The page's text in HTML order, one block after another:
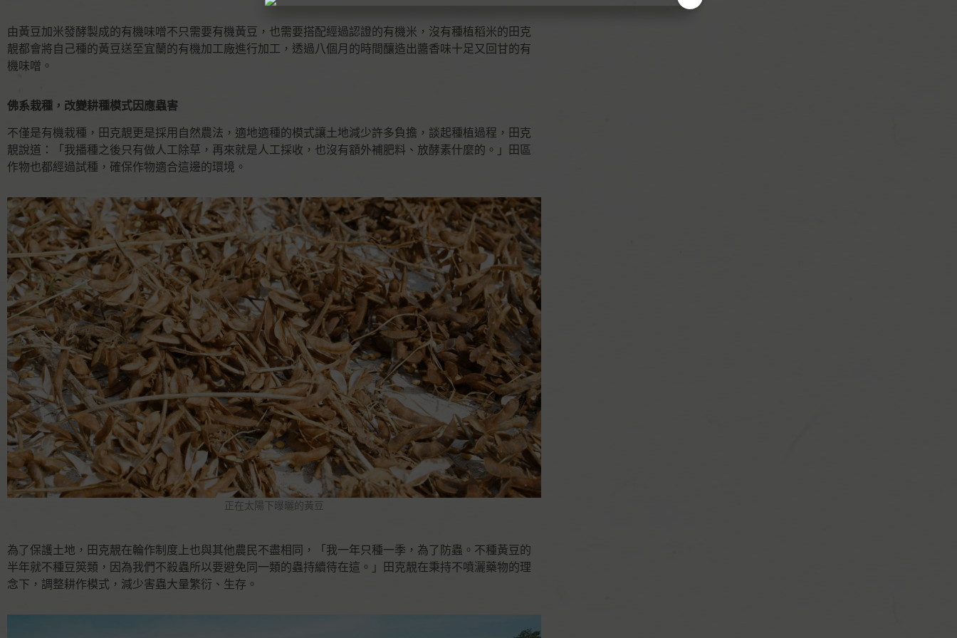
由黃豆加米發酵製成的有機味噌不只需要有機黃豆，也需要搭配經過認證的有機米，沒有種植稻米的田克
靚都會將自己種的黃豆送至宜蘭的有機加工廠進行加工，透過八個月的時間釀造出醬香味十足又回甘的有
機味噌。
佛系栽種，改變耕種模式因應蟲害
不僅是有機栽種，田克靚更是採用自然農法，適地適種的模式讓土地減少許多負擔，談起種植過程，田克
靚說道：「我播種之後只有做人工除草，再來就是人工採收，也沒有額外補肥料、放酵素什麼的。」田區
作物也都經過試種，確保作物適合這邊的環境。
正在太陽下曝曬的黃豆
為了保護土地，田克靚在輪作制度上也與其他農民不盡相同，「我一年只種一季，為了防蟲。不種黃豆的
半年就不種豆筴類，因為我們不殺蟲所以要避免同一類的蟲持續待在這。」田克靚在秉持不噴灑藥物的理
念下，調整耕作模式，減少害蟲大量繁衍、生存。